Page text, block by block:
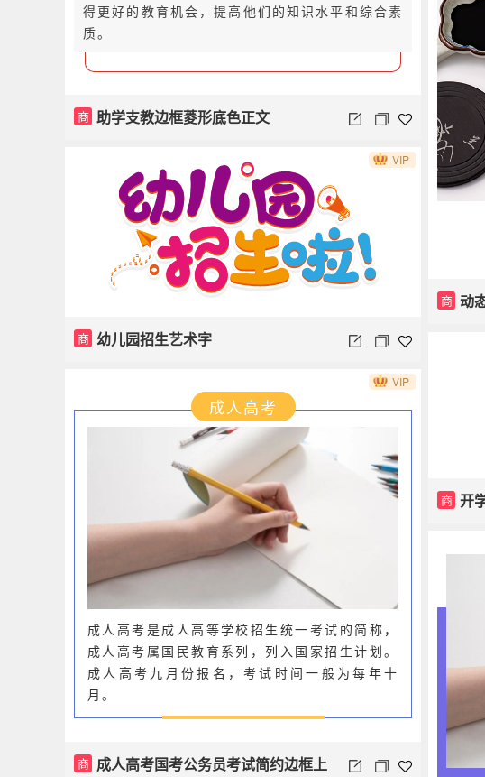
得更好的教育机会，提高他们的知识水平和综合素
质。
商 助学支教边框菱形底色正文
商 动
商 幼儿园招生艺术字
VIP
商 开
成人高考
成人高考是成人高等学校招生统一考试的简称，
成人高考属国民教育系列，列入国家招生计划。
成人高考九月份报名，考试时间一般为每年十
月。
商 成人高考国考公务员考试简约边框上
VIP